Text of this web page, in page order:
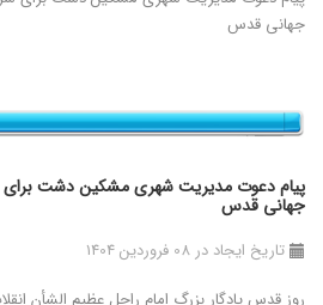
جهانی قدس
پیام دعوت مدیریت شهری مشکین دشت برای
جهانی قدس
تاریخ ایجاد در 08 فروردين 1404